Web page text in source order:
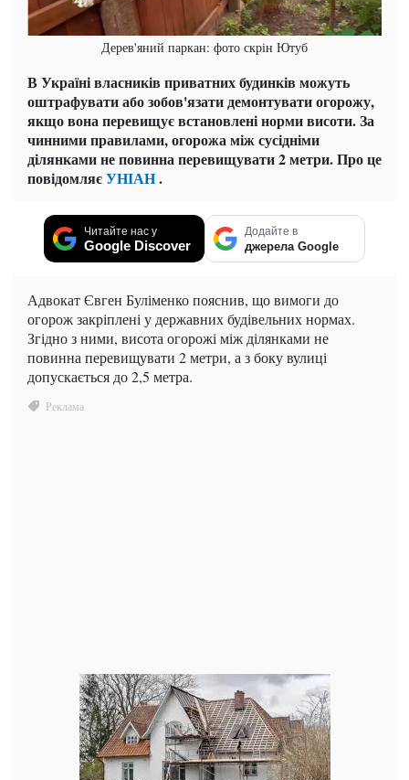
Дерев'яний паркан: фото скрін Ютуб
В Україні власників приватних будинків можуть
оштрафувати або зобов'язати демонтувати огорожу,
якщо вона перевищує встановлені норми висоти. За
чинними правилами, огорожа між сусідніми
ділянками не повинна перевищувати 2 метри. Про це
повідомляєУНІАН.
Читайте нас у
Google Discover
Додайте в
джерела Google
Адвокат Євген Буліменко пояснив, що вимоги до
огорож закріплені у державних будівельних нормах.
Згідно з ними, висота огорожі між ділянками не
повинна перевищувати 2 метри, а з боку вулиці
допускається до 2,5 метра.